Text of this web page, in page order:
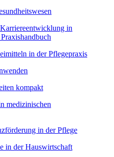
in
in der Pflegepraxis
kompakt
medizinischen
in der Pflege
in der Hauswirtschaft